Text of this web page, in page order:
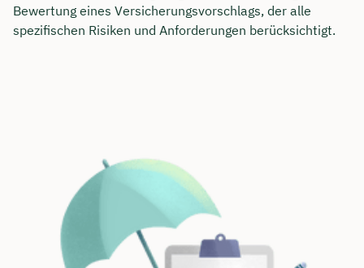
Bewertung eines Versicherungsvorschlags, der alle
spezifischen Risiken und Anforderungen berücksichtigt.